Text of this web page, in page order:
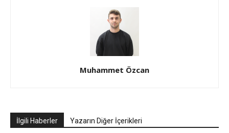
Muhammet Özcan
İlgili Haberler Yazarın Diğer İçerikleri